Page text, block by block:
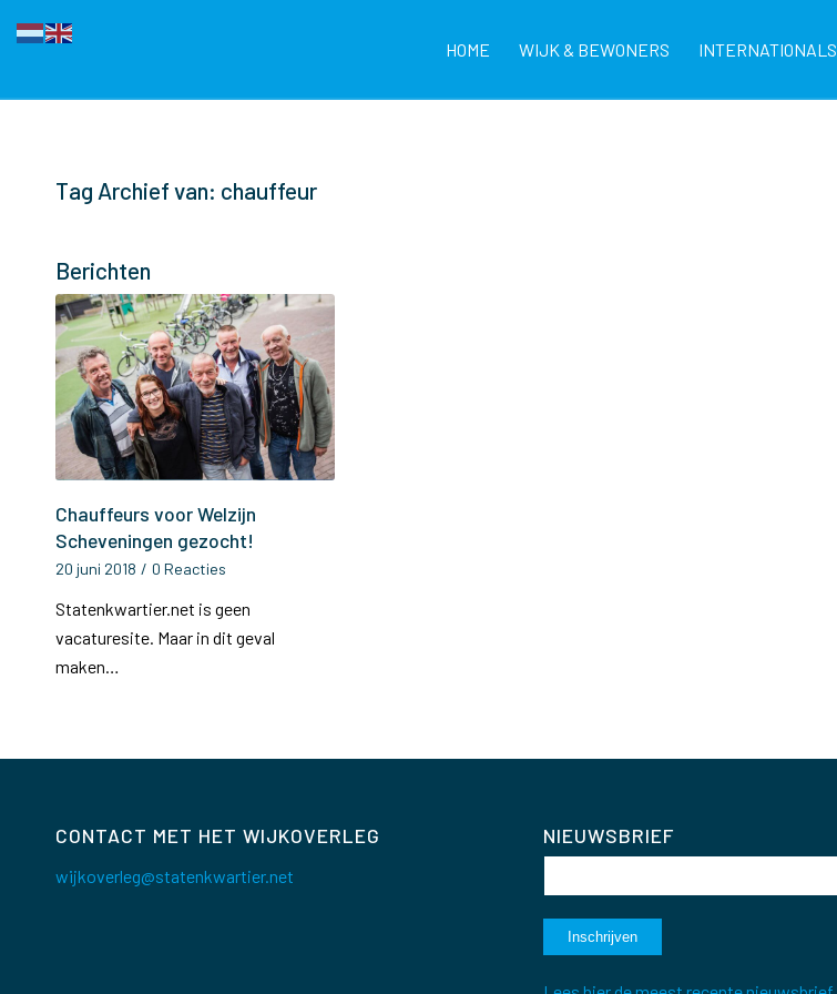
HOME WIJK & BEWONERS INTERNATIONALS
Tag Archief van: chauffeur
Berichten
Chauffeurs voor Welzijn
Scheveningen gezocht!
20 juni 2018 / 0 Reacties
Statenkwartier.net is geen
vacaturesite. Maar in dit geval
maken…
CONTACT MET HET WIJKOVERLEG
wijkoverleg@statenkwartier.net
NIEUWSBRIEF